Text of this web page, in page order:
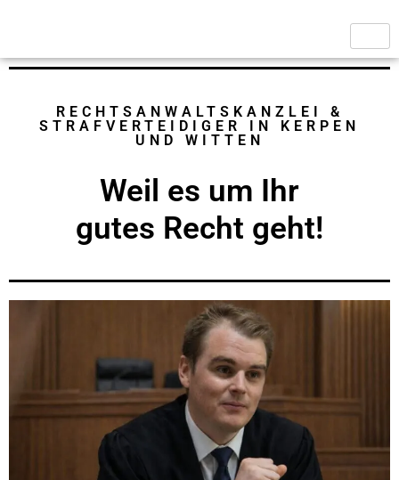
RECHTSANWALTSKANZLEI &
STRAFVERTEIDIGER IN KERPEN
UND WITTEN
Weil es um Ihr
gutes Recht geht!